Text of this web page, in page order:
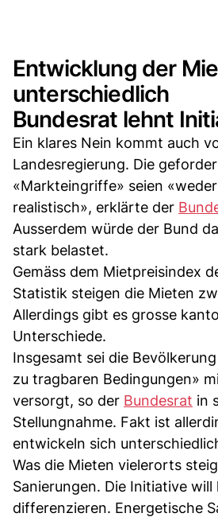
Entwicklung der
unterschiedlich
Bundesrat lehnt
Ein klares Nein kommt auch
Landesregierung. Die
«Markteingriffe» seien
realistisch», erklärte der
Ausserdem würde der Bund
stark belastet.
Gemäss dem Mietpreisindex
Statistik steigen die Mieten
Allerdings gibt es grosse
Unterschiede.
Insgesamt sei die
zu tragbaren Bedingungen»
versorgt, so der Bundesrat in
Stellungnahme. Fakt ist
entwickeln sich
Was die Mieten vielerorts
Sanierungen. Die Initiative will
differenzieren. Energetische